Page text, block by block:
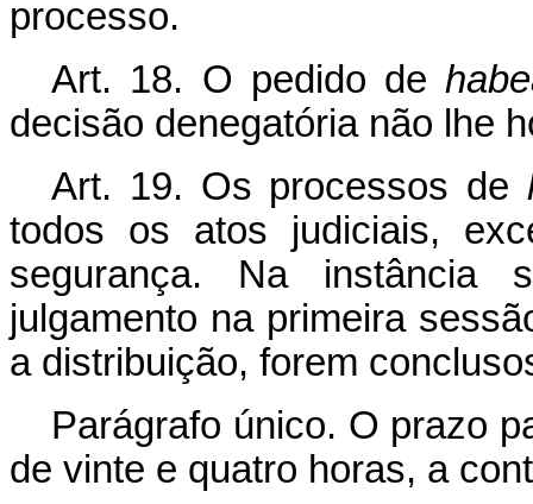
processo.
Art. 18. O pedido de
decisão denegatória não lhe
Art. 19. Os processos de
todos os atos judiciais,
segurança. Na instância
julgamento na primeira
a distribuição, forem
Parágrafo único. O prazo
de vinte e quatro horas, a